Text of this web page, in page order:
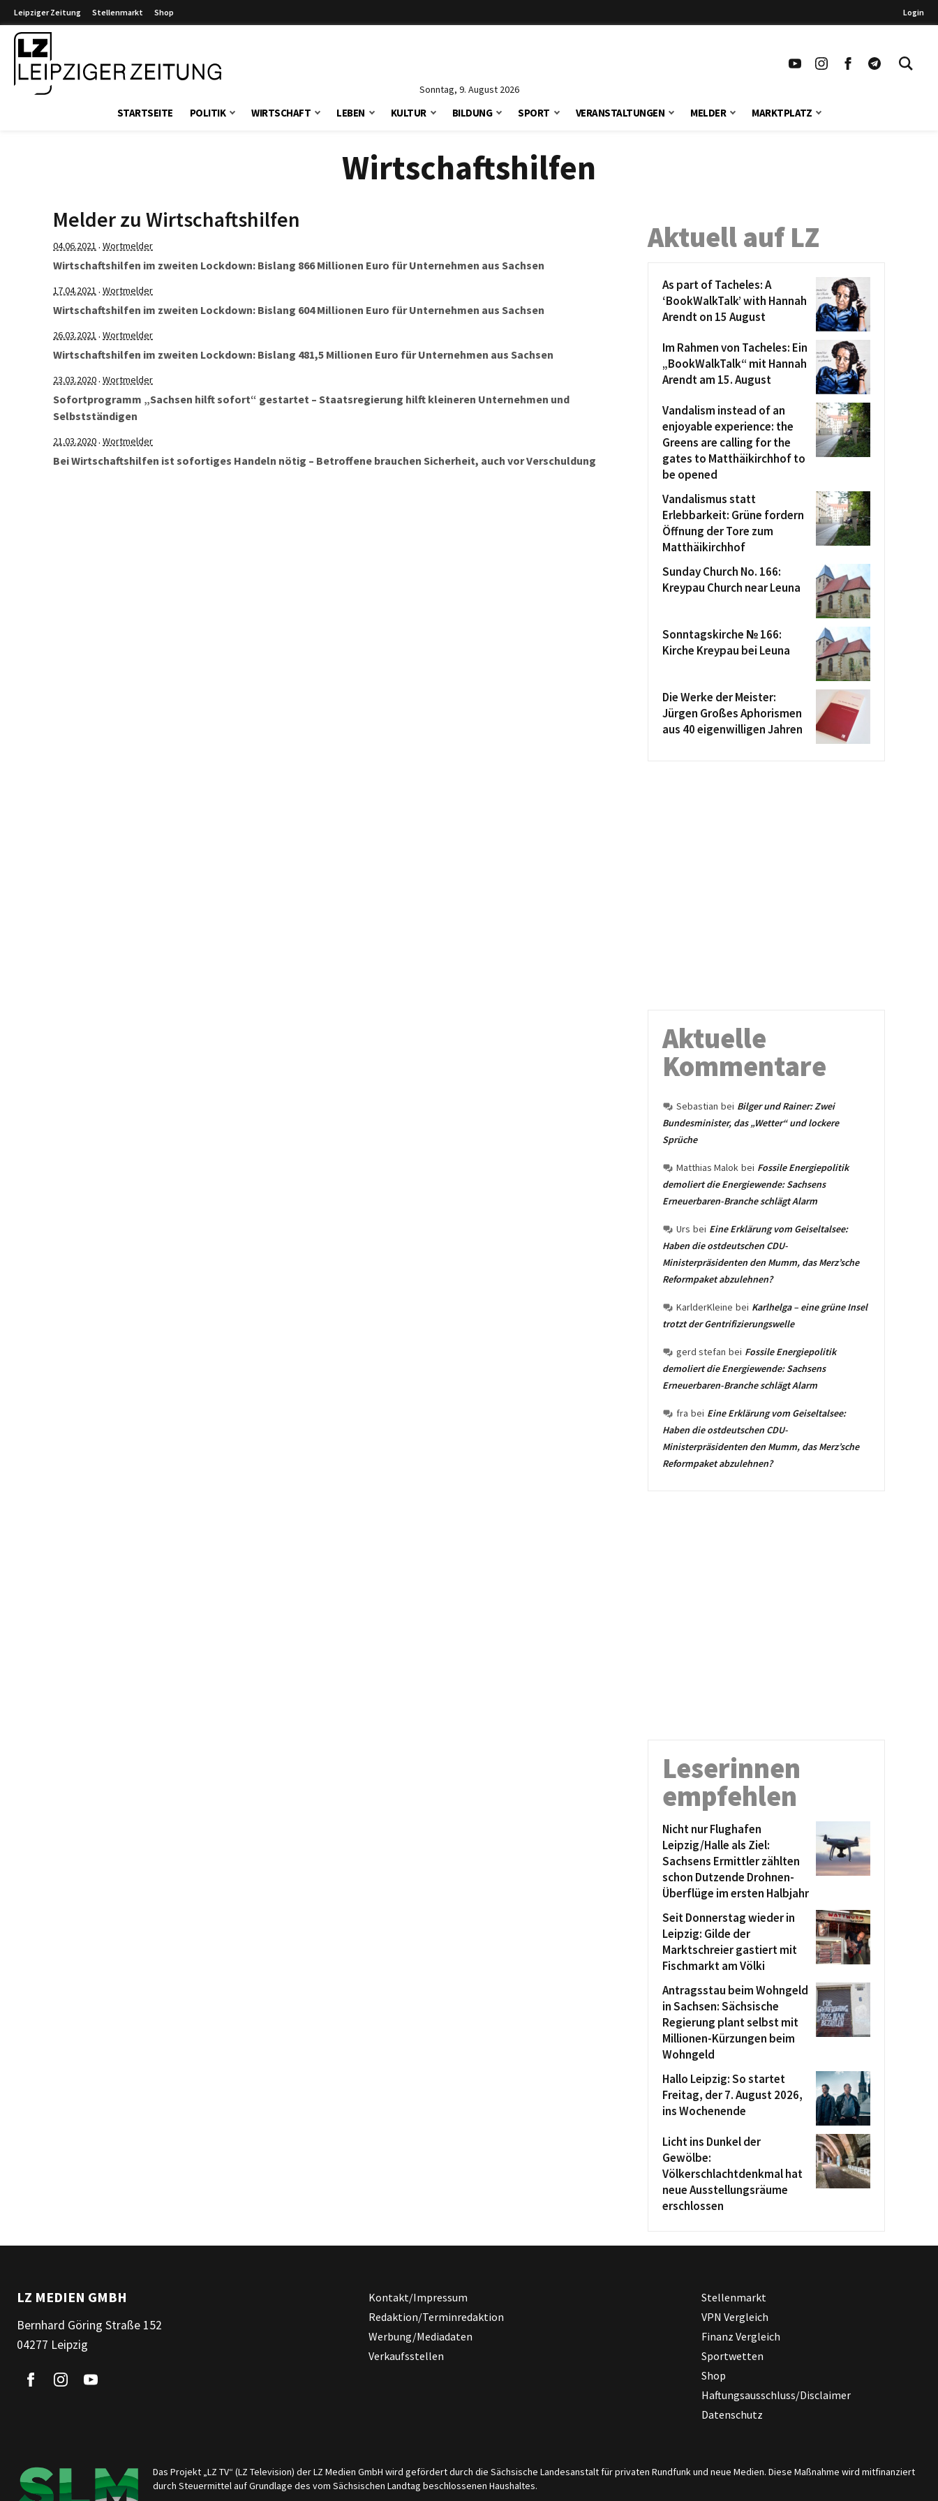
Leipziger Zeitung Stellenmarkt Shop Login
Sonntag, 9. August 2026
STARTSEITE POLITIK WIRTSCHAFT LEBEN KULTUR BILDUNG SPORT VERANSTALTUNGEN MELDER MARKTPLATZ
Wirtschaftshilfen
Melder zu Wirtschaftshilfen
04.06.2021 · Wortmelder
Wirtschaftshilfen im zweiten Lockdown: Bislang 866 Millionen Euro für Unternehmen aus Sachsen
17.04.2021 · Wortmelder
Wirtschaftshilfen im zweiten Lockdown: Bislang 604 Millionen Euro für Unternehmen aus Sachsen
26.03.2021 · Wortmelder
Wirtschaftshilfen im zweiten Lockdown: Bislang 481,5 Millionen Euro für Unternehmen aus Sachsen
23.03.2020· Wortmelder
Sofortprogramm „Sachsen hilft sofort“ gestartet – Staatsregierung hilft kleineren Unternehmen und
Selbstständigen
21.03.2020· Wortmelder
Bei Wirtschaftshilfen ist sofortiges Handeln nötig – Betroffene brauchen Sicherheit, auch vor Verschuldung
Aktuell auf LZ
As part of Tacheles: A
‘BookWalkTalk’ with Hannah
Arendt on 15 August
Im Rahmen von Tacheles: Ein
„BookWalkTalk“ mit Hannah
Arendt am 15. August
Vandalism instead of an
enjoyable experience: the
Greens are calling for the
gates to Matthäikirchhof to
be opened
Vandalismus statt
Erlebbarkeit: Grüne fordern
Öffnung der Tore zum
Matthäikirchhof
Sunday Church No. 166:
Kreypau Church near Leuna
Sonntagskirche № 166:
Kirche Kreypau bei Leuna
Die Werke der Meister:
Jürgen Großes Aphorismen
aus 40 eigenwilligen Jahren
Aktuelle
Kommentare
Sebastian bei Bilger und Rainer: Zwei
Bundesminister, das „Wetter“ und lockere
Sprüche
Matthias Malok bei Fossile Energiepolitik
demoliert die Energiewende: Sachsens
Erneuerbaren-Branche schlägt Alarm
Urs bei Eine Erklärung vom Geiseltalsee:
Haben die ostdeutschen CDU-
Ministerpräsidenten den Mumm, das Merz’sche
Reformpaket abzulehnen?
KarlderKleine bei Karlhelga – eine grüne Insel
trotzt der Gentrifizierungswelle
gerd stefan bei Fossile Energiepolitik
demoliert die Energiewende: Sachsens
Erneuerbaren-Branche schlägt Alarm
fra bei Eine Erklärung vom Geiseltalsee:
Haben die ostdeutschen CDU-
Ministerpräsidenten den Mumm, das Merz’sche
Reformpaket abzulehnen?
Leserinnen
empfehlen
Nicht nur Flughafen
Leipzig/Halle als Ziel:
Sachsens Ermittler zählten
schon Dutzende Drohnen-
Überflüge im ersten Halbjahr
Seit Donnerstag wieder in
Leipzig: Gilde der
Marktschreier gastiert mit
Fischmarkt am Völki
Antragsstau beim Wohngeld
in Sachsen: Sächsische
Regierung plant selbst mit
Millionen-Kürzungen beim
Wohngeld
Hallo Leipzig: So startet
Freitag, der 7. August 2026,
ins Wochenende
Licht ins Dunkel der
Gewölbe:
Völkerschlachtdenkmal hat
neue Ausstellungsräume
erschlossen
LZ MEDIEN GMBH
Bernhard Göring Straße 152
04277 Leipzig
Kontakt/Impressum
Redaktion/Terminredaktion
Werbung/Mediadaten
Verkaufsstellen
Stellenmarkt
VPN Vergleich
Finanz Vergleich
Sportwetten
Shop
Haftungsausschluss/Disclaimer
Datenschutz
Das Projekt „LZ TV“ (LZ Television) der LZ Medien GmbH wird gefördert durch die Sächsische Landesanstalt für privaten Rundfunk und neue Medien. Diese Maßnahme wird mitfinanziert
durch Steuermittel auf Grundlage des vom Sächsischen Landtag beschlossenen Haushaltes.